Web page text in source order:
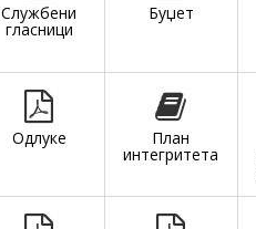
Службени
гласници
Буџет
Одлуке План
интегритета